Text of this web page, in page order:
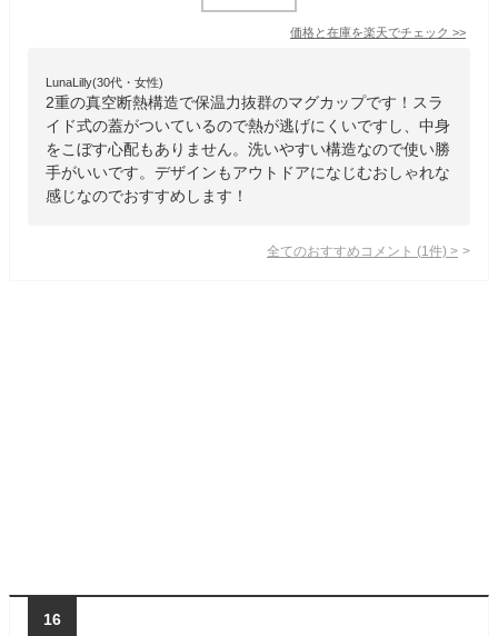
価格と在庫を楽天でチェック >>
LunaLilly(30代・女性)
2重の真空断熱構造で保温力抜群のマグカップです！スラ
イド式の蓋がついているので熱が逃げにくいですし、中身
をこぼす心配もありません。洗いやすい構造なので使い勝
手がいいです。デザインもアウトドアになじむおしゃれな
感じなのでおすすめします！
全てのおすすめコメント (1 件) >
16